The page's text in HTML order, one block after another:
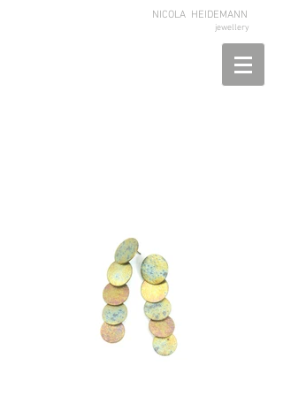
NICOLA HEIDEMANN
jewellery